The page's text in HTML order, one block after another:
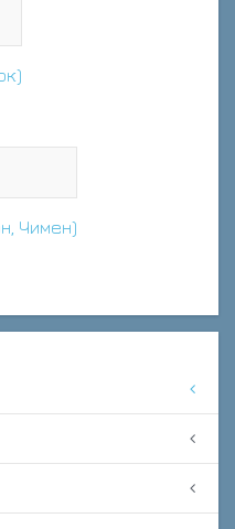
Чимен)